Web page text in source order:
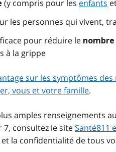
(y compris pour les enfants
les personnes qui vivent,
pour réduire le
à la grippe
sur les symptômes
vous et votre famille.
amples renseignements
7, consultez le siteSanté811
et la confidentialité de tous